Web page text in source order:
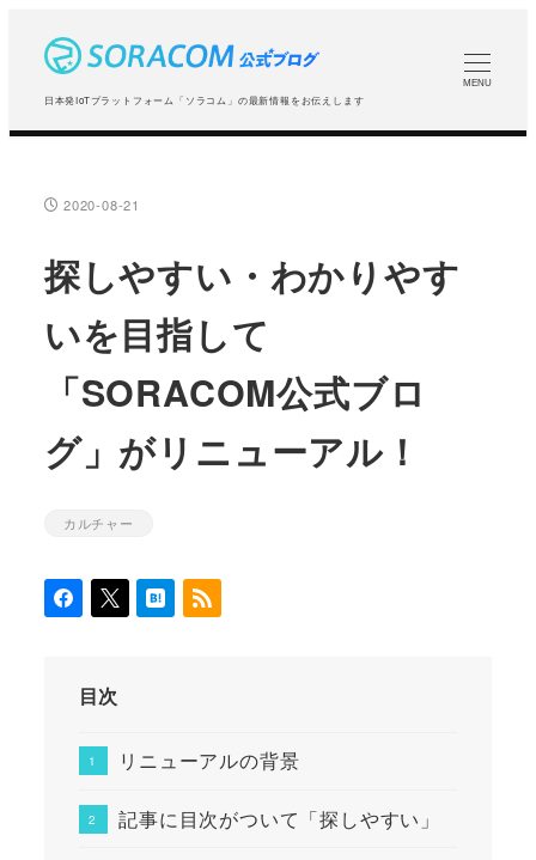
コ
日本発IoTプラットフォーム「ソラコム」の最新情報をお伝えします
MENU
投稿日
2020-08-21
探しやすい・わかりやす
いを目指して
「SORACOM公式ブロ
グ」がリニューアル！
カテゴリー
カルチャー
目次
リニューアルの背景
記事に目次がついて「探しやすい」